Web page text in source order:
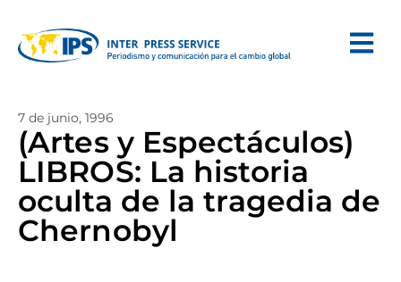
7 de junio, 1996
(Artes y Espectáculos)
LIBROS: La historia
oculta de la tragedia de
Chernobyl